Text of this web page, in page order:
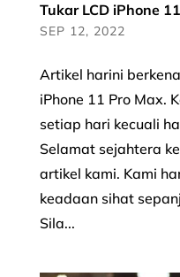
Tukar LCD iPhone
SEP 12, 2022
Artikel harini
iPhone 11 Pro Max.
setiap hari kecuali
Selamat sejahtera
artikel kami. Kami
keadaan sihat
Sila...